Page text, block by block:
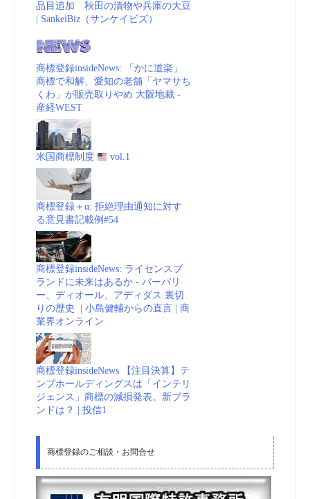
品目追加 秋田の漬物や兵庫の大豆
| SankeiBiz（サンケイビズ）
商標登録insideNews: 「かに道楽」
商標で和解、愛知の老舗「ヤマサち
くわ」が販売取りやめ 大阪地裁 -
産経WEST
米国商標制度 vol.1
商標登録＋α: 拒絶理由通知に対す
る意見書記載例#54
商標登録insideNews: ライセンスブ
ランドに未来はあるか - バーバリ
ー、ディオール、アディダス 裏切
りの歴史 | 小島健輔からの直言 | 商
業界オンライン
商標登録insideNews 【注目決算】テ
ンプホールディングスは「インテリ
ジェンス」商標の減損発表。新ブラ
ンドは？ | 投信1
商標登録のご相談・お問合せ